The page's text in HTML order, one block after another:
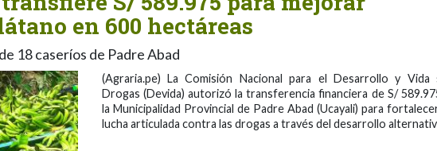
en 600 hectáreas
18 caseríos de Padre Abad
(Agraria.pe) La Comisión Nacional para el Desarrollo y Vida
Drogas (Devida) autorizó la transferencia financiera de S/
la Municipalidad Provincial de Padre Abad (Ucayali) para
lucha articulada contra las drogas a través del desarrollo